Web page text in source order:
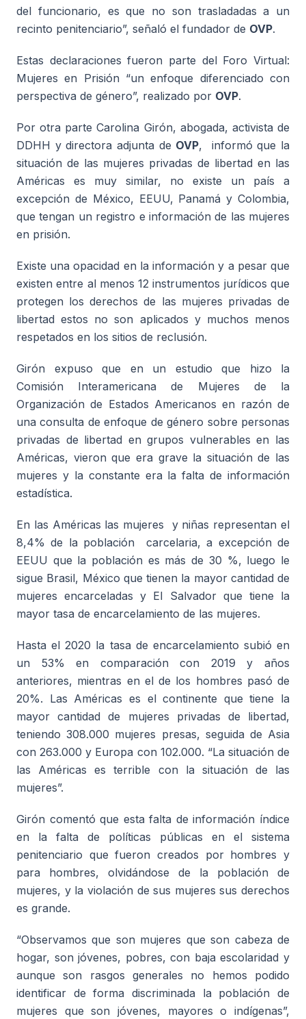
del funcionario, es que no son trasladadas a un
recinto penitenciario”, señaló el fundador de OVP.
Estas declaraciones fueron parte del Foro Virtual:
Mujeres en Prisión “un enfoque diferenciado con
perspectiva de género”, realizado por OVP.
Por otra parte Carolina Girón, abogada, activista de
DDHH y directora adjunta de OVP, informó que la
situación de las mujeres privadas de libertad en las
Américas es muy similar, no existe un país a
excepción de México, EEUU, Panamá y Colombia,
que tengan un registro e información de las mujeres
en prisión.
Existe una opacidad en la información y a pesar que
existen entre al menos 12 instrumentos jurídicos que
protegen los derechos de las mujeres privadas de
libertad estos no son aplicados y muchos menos
respetados en los sitios de reclusión.
Girón expuso que en un estudio que hizo la
Comisión Interamericana de Mujeres de la
Organización de Estados Americanos en razón de
una consulta de enfoque de género sobre personas
privadas de libertad en grupos vulnerables en las
Américas, vieron que era grave la situación de las
mujeres y la constante era la falta de información
estadística.
En las Américas las mujeres y niñas representan el
8,4% de la población carcelaria, a excepción de
EEUU que la población es más de 30 %, luego le
sigue Brasil, México que tienen la mayor cantidad de
mujeres encarceladas y El Salvador que tiene la
mayor tasa de encarcelamiento de las mujeres.
Hasta el 2020 la tasa de encarcelamiento subió en
un 53% en comparación con 2019 y años
anteriores, mientras en el de los hombres pasó de
20%. Las Américas es el continente que tiene la
mayor cantidad de mujeres privadas de libertad,
teniendo 308.000 mujeres presas, seguida de Asia
con 263.000 y Europa con 102.000. “La situación de
las Américas es terrible con la situación de las
mujeres”.
Girón comentó que esta falta de información índice
en la falta de políticas públicas en el sistema
penitenciario que fueron creados por hombres y
para hombres, olvidándose de la población de
mujeres, y la violación de sus mujeres sus derechos
es grande.
“Observamos que son mujeres que son cabeza de
hogar, son jóvenes, pobres, con baja escolaridad y
aunque son rasgos generales no hemos podido
identificar de forma discriminada la población de
mujeres que son jóvenes, mayores o indígenas”,